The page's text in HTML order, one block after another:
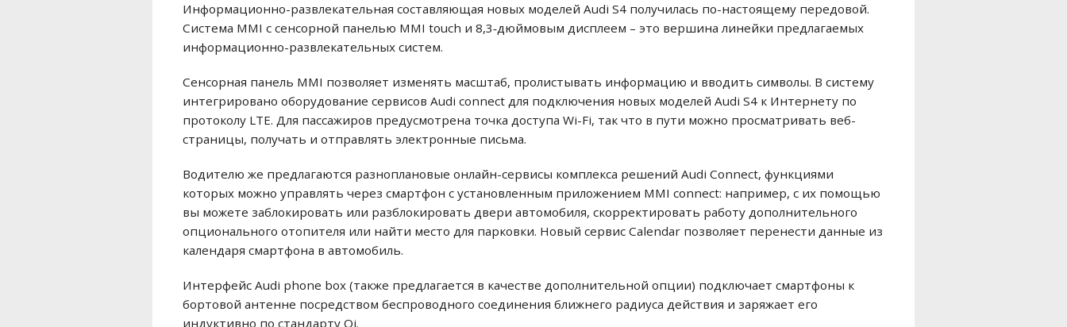
Информационно-развлекательная составляющая новых моделей Audi S4 получилась по-настоящему передовой.
Система MMI с сенсорной панелью MMI touch и 8,3‑дюймовым дисплеем – это вершина линейки предлагаемых
информационно-развлекательных систем.
Сенсорная панель MMI позволяет изменять масштаб, пролистывать информацию и вводить символы. В систему
интегрировано оборудование сервисов Audi connect для подключения новых моделей Audi S4 к Интернету по
протоколу LTE. Для пассажиров предусмотрена точка доступа Wi-Fi, так что в пути можно просматривать веб-
страницы, получать и отправлять электронные письма.
Водителю же предлагаются разноплановые онлайн-сервисы комплекса решений Audi Connect, функциями
которых можно управлять через смартфон с установленным приложением MMI connect: например, с их помощью
вы можете заблокировать или разблокировать двери автомобиля, скорректировать работу дополнительного
опционального отопителя или найти место для парковки. Новый сервис Calendar позволяет перенести данные из
календаря смартфона в автомобиль.
Интерфейс Audi phone box (также предлагается в качестве дополнительной опции) подключает смартфоны к
бортовой антенне посредством беспроводного соединения ближнего радиуса действия и заряжает его
индуктивно по стандарту Qi.